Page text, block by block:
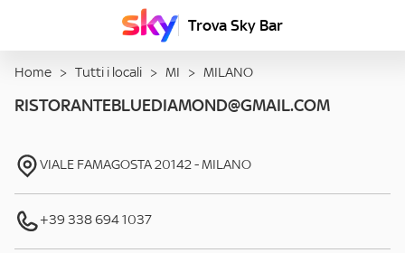
Trova Sky Bar
Home > Tutti i locali > MI > MILANO
RISTORANTEBLUEDIAMOND@GMAIL.COM
VIALE FAMAGOSTA20142-MILANO
+39 338 694 1037